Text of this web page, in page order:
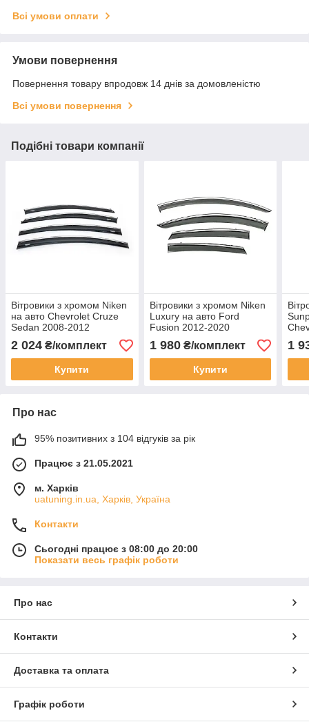
Всі умови оплати
Умови повернення
Повернення товару впродовж 14 днів за домовленістю
Всі умови повернення
Подібні товари компанії
Вітровики з хромом Niken
на авто Chevrolet Cruze
Sedan 2008-2012
Дефлектори бічних вікон
для Шевроле Крузе
2 024 ₴/комплект
Купити
Вітровики з хромом Niken
Luxury на авто Ford
Fusion 2012-2020
Дефлектори бічних вікон
для Форд Ф'южин
1 980₴/комплект
Купити
1
Про нас
95% позитивних з 104 відгуків за рік
Працює з 21.05.2021
м. Харків
uatuning.in.ua, Харків, Україна
Контакти
Сьогодні працює з 08:00 до 20:00
Показати весь графік роботи
Про нас
Контакти
Доставка та оплата
Графік роботи